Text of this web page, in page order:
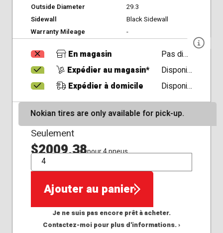
Outside Diameter
29.3
Sidewall
Black Sidewall
Warranty Mileage
-
En magasin
Pas disponible
Expédier au magasin*
Disponible
Expédier à domicile
Disponible
Nokian tires are only available for pick-up.
Seulement
$2009,38pour 4 pneus
QTÉ
Ajouter au panier
Je ne suis pas encore prêt à acheter.
Contactez-moi pour plus d'informations. ›